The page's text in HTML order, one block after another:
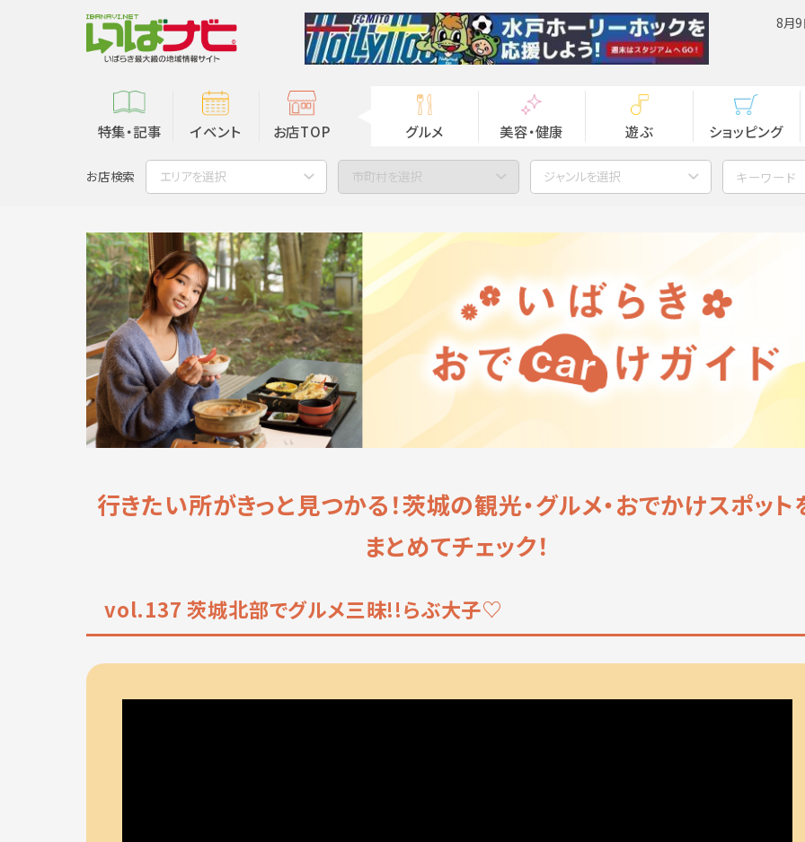
8月9
特集・記事 イベント お店TOP グルメ 美容・健康 遊ぶ ショッピング
お店検索 エリアを選択 市町村を選択 ジャンルを選択
行きたい所がきっと見つかる！茨城の観光・グルメ・おでかけスポット
まとめてチェック！
vol.137 茨城北部でグルメ三昧!!らぶ大子♡